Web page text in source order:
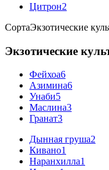
Цитрон2
СортаЭкзотические
Экзотические
Фейхоа6
Азимина6
Унаби5
Маслина3
Гранат3
Дынная груша2
Кивано1
Наранхилла1